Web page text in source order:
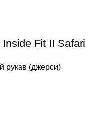
Fit II Safari
рукав (джерси)